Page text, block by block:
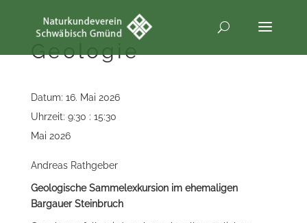
Geologie
Datum: 16. Mai 2026
Uhrzeit: 9:30 : 15:30
Mai 2026
Andreas Rathgeber
Geologische Sammelexkursion im ehemaligen
Bargauer Steinbruch